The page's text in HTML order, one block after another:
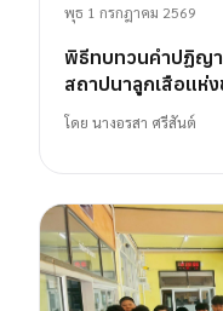
พุธ 1 กรกฎาคม 2569
พิธีทบทวนคำปฏิญ
สถาปนาลูกเสือแห่
โดย นางอรสา ศรีสันต์